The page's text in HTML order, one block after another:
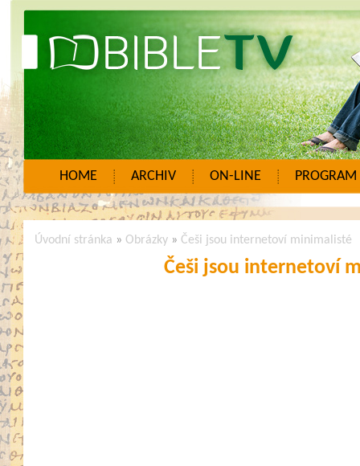
HOME ARCHIV ON-LINE PROGRAM
Úvodní stránka » Obrázky » Češi jsou internetoví minimalisté
Češi jsou internetoví